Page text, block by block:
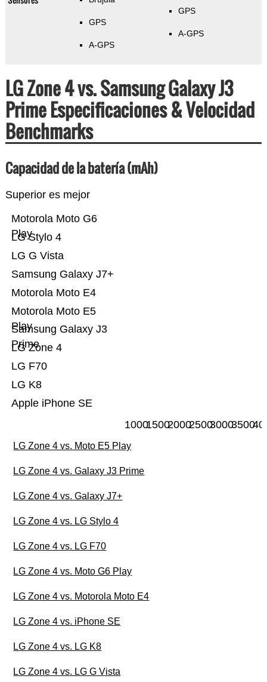
GPS
A-GPS
GPS
A-GPS
LG Zone 4 vs. Samsung Galaxy J3
Prime Especificaciones & Velocidad
Benchmarks
Capacidad de la batería (mAh)
Superior es mejor
Apple iPhone SE
LG K8
LG F70
LG Zone 4
Samsung Galaxy J3
Prime
Motorola Moto E5
Play
Motorola Moto E4
Samsung Galaxy J7+
LG G Vista
LG Stylo 4
Motorola Moto G6
Play
100015002000250030003500
LG Zone 4 vs. Moto E5 Play
LG Zone 4 vs. Galaxy J3 Prime
LG Zone 4 vs. Galaxy J7+
LG Zone 4 vs. LG Stylo 4
LG Zone 4 vs. LG F70
LG Zone 4 vs. Moto G6 Play
LG Zone 4 vs. Motorola Moto E4
LG Zone 4 vs. iPhone SE
LG Zone 4 vs. LG K8
LG Zone 4 vs. LG G Vista